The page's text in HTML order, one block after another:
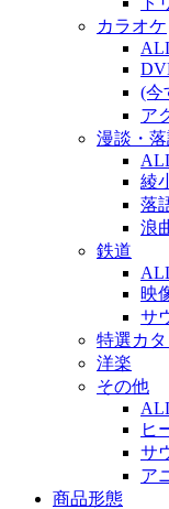
カラオケ
(今
ア
漫談・
綾
落
浪
鉄道
映
サ
特選カ
洋楽
その他
ヒ
サ
ア
商品形態